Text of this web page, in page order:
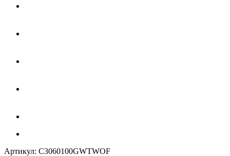
Артикул: C3060100GWTWOF